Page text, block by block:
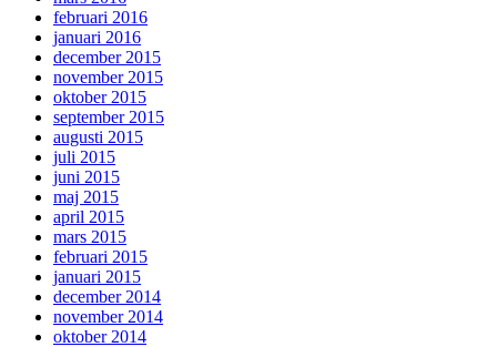
februari 2016
januari 2016
december 2015
november 2015
oktober 2015
september 2015
augusti 2015
juli 2015
juni 2015
maj 2015
april 2015
mars 2015
februari 2015
januari 2015
december 2014
november 2014
oktober 2014